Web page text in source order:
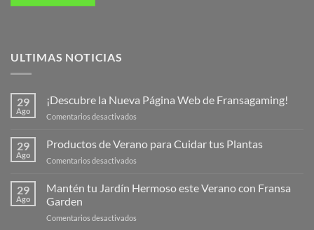
ULTIMAS NOTICIAS
29
Ago
¡Descubre la Nueva Página Web de Fransagaming!
Comentarios desactivados
Nueva
de
29
Ago
Productos de Verano para Cuidar tus Plantas
Comentarios desactivados
de
29
Ago
Mantén tu Jardín Hermoso este Verano con Fransa
Garden
Comentarios desactivados